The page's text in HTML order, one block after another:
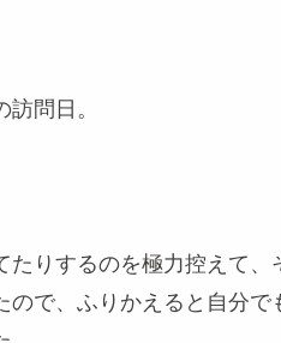
問日。
りするのを極力控えて、
で、ふりかえると自分で